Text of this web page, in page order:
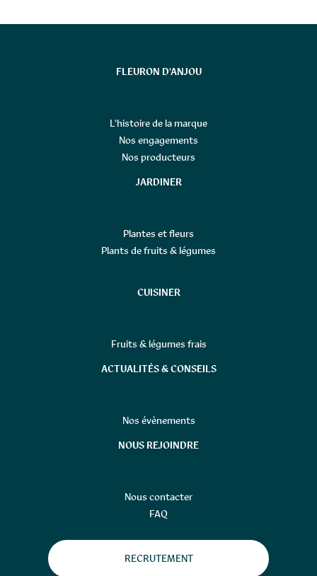
FLEURON D’ANJOU
L’histoire de la marque
Nos engagements
Nos producteurs
JARDINER
Plantes et fleurs
Plants de fruits & légumes
CUISINER
Fruits & légumes frais
ACTUALITÉS & CONSEILS
Nos évènements
NOUS REJOINDRE
Nous contacter
FAQ
RECRUTEMENT